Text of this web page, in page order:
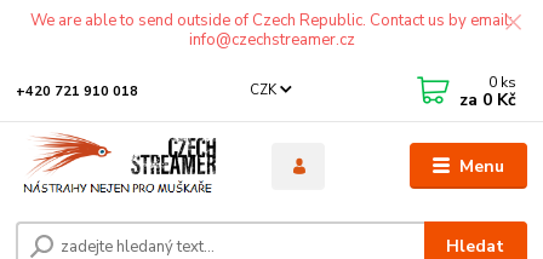
We are able to send outside of Czech Republic. Contact us by email:
info@czechstreamer.cz
Menu
CZK
Hledat
+420 721 910 018 0 ks
za 0 Kč